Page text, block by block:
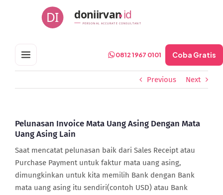
DI doniirvanid
PERSONAL ACCURATE CONSULTANT
0812 1967 0101 Coba Gratis
Previous Next
Pelunasan Invoice Mata Uang Asing Dengan Mata
Uang Asing Lain
Saat mencatat pelunasan baik dari Sales Receipt atau
Purchase Payment untuk faktur mata uang asing,
dimungkinkan untuk kita memilih Bank dengan Bank
mata uang asing itu sendiri(contoh USD) atau Bank